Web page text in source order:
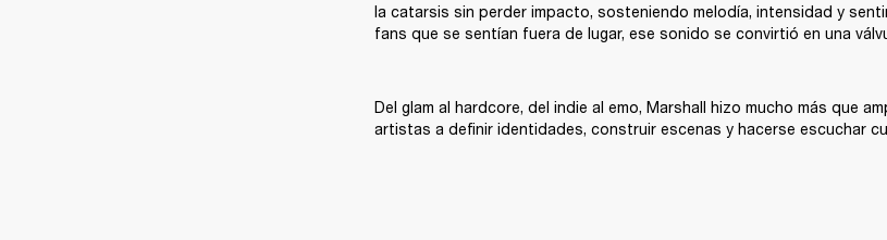
la catarsis sin perder impacto, sosteniendo melodía, intensidad y
fans que se sentían fuera de lugar, ese sonido se convirtió en una
Del glam al hardcore, del indie al emo, Marshall hizo mucho más que
artistas a definir identidades, construir escenas y hacerse escuchar